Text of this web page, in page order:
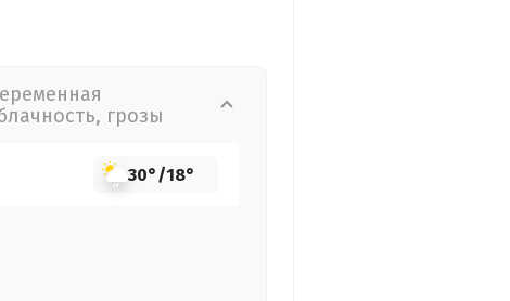
грозы
30°/18°